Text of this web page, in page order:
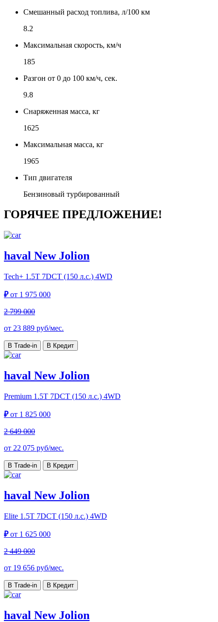
Смешанный расход топлива, л/100 км
8.2
Максимальная скорость, км/ч
185
Разгон от 0 до 100 км/ч, сек.
9.8
Снаряженная масса, кг
1625
Максимальная масса, кг
1965
Тип двигателя
Бензиновый турбированный
ГОРЯЧЕЕ ПРЕДЛОЖЕНИЕ!
haval New Jolion
Tech+ 1.5T 7DCT (150 л.с.) 4WD
₽от 1 975 000
2 799 000
от 23 889 руб/мес.
В Trade-in В Кредит
haval New Jolion
Premium 1.5T 7DCT (150 л.с.) 4WD
₽от 1 825 000
2 649 000
от 22 075 руб/мес.
В Trade-in В Кредит
haval New Jolion
Elite 1.5T 7DCT (150 л.с.) 4WD
₽от 1 625 000
2 449 000
от 19 656 руб/мес.
В Trade-in В Кредит
haval New Jolion